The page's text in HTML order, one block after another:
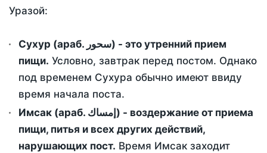
Уразой:
Сухур (араб. سحور) - это утренний прием
пищи. Условно, завтрак перед постом. Однако
под временем Сухура обычно имеют ввиду
время начала поста.
Имсак (араб. إمساك) - воздержание от приема
пищи, питья и всех других действий,
нарушающих пост. Время Имсак заходит